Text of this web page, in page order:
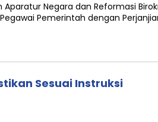
Aparatur Negara dan Reformasi
Pemerintah dengan
Sesuai Instruksi